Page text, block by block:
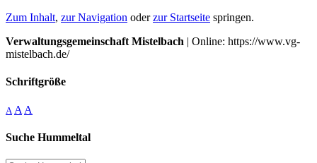
Zum Inhalt, zur Navigation oderzur Startseite springen.
Verwaltungsgemeinschaft Mistelbach | Online: https://www.vg-
mistelbach.de/
Schriftgröße
A A A
Suche Hummeltal